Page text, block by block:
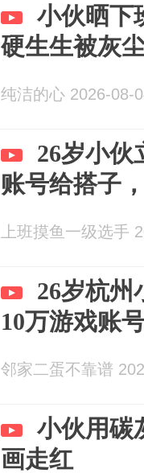
小伙晒下
硬生生被灰
纯洁的心 2026-08-
26岁小伙
账号给搭子
上班摸鱼一级选手
26岁杭州
10万游戏账
邻家二蛋不靠谱
小伙用碳
画走红